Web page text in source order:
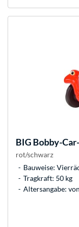
BIG Bobby-
rot/schwarz
Bauweise:
Tragkraft: 50 kg
Altersangabe: